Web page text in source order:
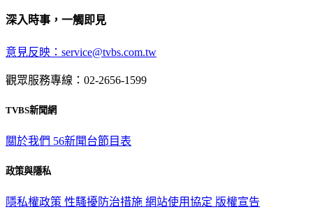
深入時事，一觸即見
意見反映：service@tvbs.com.tw
觀眾服務專線：02-2656-1599
TVBS新聞網
關於我們 56新聞台節目表
政策與隱私
隱私權政策 性騷擾防治措施 網站使用協定 版權宣告